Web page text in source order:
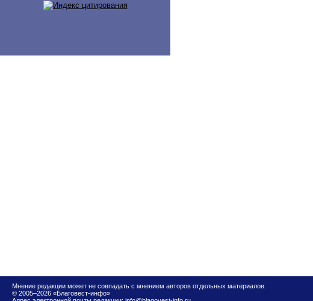
Мнение редакции может не совпадать с мнением авторов отдельных материалов.
© 2005–2026 «Благовест-инфо»